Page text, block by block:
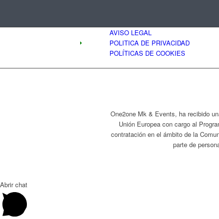
AVISO LEGAL
POLITICA DE PRIVACIDAD
POLÍTICAS DE COOKIES
One2one Mk & Events, ha recibido
Unión Europea con cargo al
contratación en el ámbito de la
parte de
Abrir chat